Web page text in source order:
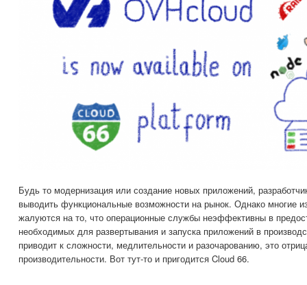
Будь то модернизация или создание новых приложений,
выводить функциональные возможности на рынок. Однако многие
жалуются на то, что операционные службы неэффективны в
необходимых для развертывания и запуска приложений в
приводит к сложности, медлительности и разочарованию, это
производительности. Вот тут-то и пригодится Cloud 66.